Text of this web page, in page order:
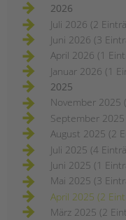
2026
Juli 2026 (2
Juni 2026 (3
April 2026 (1
Januar 2026 (1
2025
November 2025
September
August 2025 (2
Juli 2025 (4
Juni 2025 (1
Mai 2025 (3
April 2025 (2
März 2025 (2